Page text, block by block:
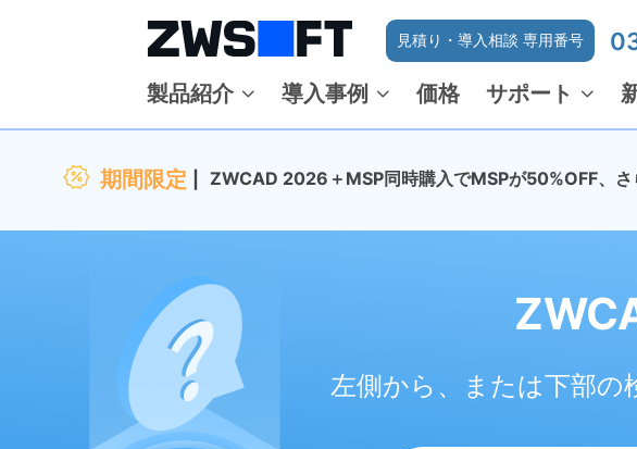
見積り・導入相談 専用番号
製品紹介 導入事例 価格 サポート
期間限定 ZWCAD 2026＋MSP同時購入でMSPが50%OFF、さ
左側から、または下部の